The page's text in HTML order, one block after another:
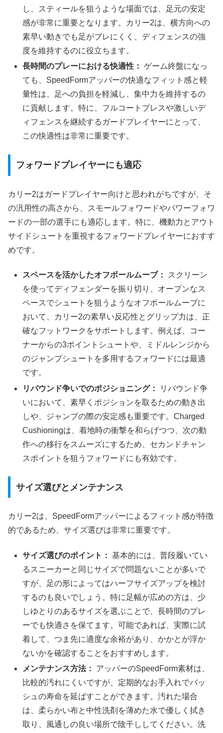
し、スティールを狙うような場面では、足元の安定
感が非常に重要となります。カリー2は、横方向への
素早い動きでも足がブレにくく、ディフェンスの強
度を維持するのに役立ちます。
長時間のプレーにおける快適性： ゲーム終盤になっ
ても、SpeedFormアッパーの快適なフィット感と軽
量性は、足への負担を軽減し、集中力を維持するの
に貢献します。特に、フルコートプレスや激しいデ
ィフェンスを継続するガードプレイヤーにとって、
この快適性は非常に重要です。
フォワードプレイヤーにも適応
カリー2はガードプレイヤー向けと思われがちですが、そ
の汎用性の高さから、スモールフォワードやパワーフォワ
ードの一部の選手にも適応します。特に、機動力とアウト
サイドシュートを重視するフォワードプレイヤーにおすす
めです。
スペースを活かしたオフボールムーブ：
スクリーン
を使ってディフェンダーを振り切り、オープンなス
ペースでシュートを狙うようなオフボールムーブに
おいて、カリー2の素早い反応性とグリップ力は、正
確なフットワークをサポートします。例えば、コー
ナーからの3ポイントシュートや、ミドルレンジから
のジャンプシュートを多用するフォワードには最適
です。
リバウンド争いでのポジショニング：
リバウンド争
いにおいて、素早くポジションを取るための動き出
しや、ジャンプの際の安定感も重要です。Charged
Cushioningは、着地時の衝撃を和らげつつ、次の動
作への移行をスムーズにするため、セカンドチャン
スポイントを狙うフォワードにも有効です。
サイズ選びとメンテナンス
カリー2は、SpeedFormアッパーによるフィット感が特徴
的であるため、サイズ選びは非常に重要です。
サイズ選びのポイント： 基本的には、普段履いてい
るスニーカーと同じサイズで問題ないことが多いで
すが、足の形によってはハーフサイズアップを検討
するのも良いでしょう。特に足幅が広めの方は、少
しゆとりのあるサイズを選ぶことで、長時間のプレ
ーでも快適さを保てます。可能であれば、実際に試
着して、つま先に適度な余裕があり、かかとが浮か
ないかを確認することをおすすめします。
メンテナンス方法：
アッパーのSpeedForm素材は、
比較的汚れにくいですが、定期的なお手入れでバッ
シュの寿命を延ばすことができます。汚れた場合
は、柔らかい布と中性洗剤を薄めた水で優しく拭き
取り、風通しの良い場所で陰干ししてください。洗